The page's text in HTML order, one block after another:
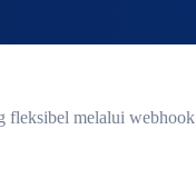
melalui